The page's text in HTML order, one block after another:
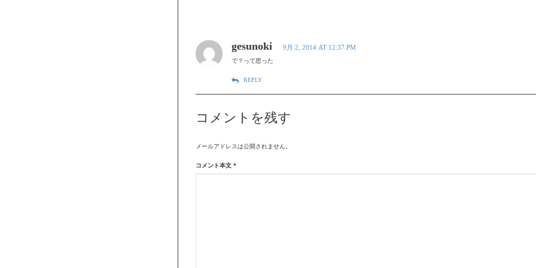
gesunoki 9月 2, 2014 AT 12:37 PM
で？って思った
REPLY
コメントを残す
メールアドレスは公開されません。
コメント本文 *